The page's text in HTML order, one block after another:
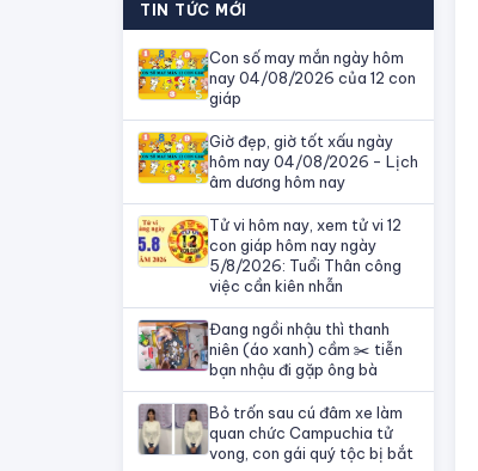
TIN TỨC MỚI
Con số may mắn ngày hôm
nay 04/08/2026 của 12 con
giáp
Giờ đẹp, giờ tốt xấu ngày
hôm nay 04/08/2026 - Lịch
âm dương hôm nay
Tử vi hôm nay, xem tử vi 12
con giáp hôm nay ngày
5/8/2026: Tuổi Thân công
việc cần kiên nhẫn
Đang ngồi nhậu thì thanh
niên (áo xanh) cầm ✂️ tiễn
bạn nhậu đi gặp ông bà
Bỏ trốn sau cú đâm xe làm
quan chức Campuchia tử
vong, con gái quý tộc bị bắt